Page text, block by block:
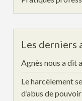
Les derniers
Agnès nous a dit
Le harcèlement
d’abus de pouvoir